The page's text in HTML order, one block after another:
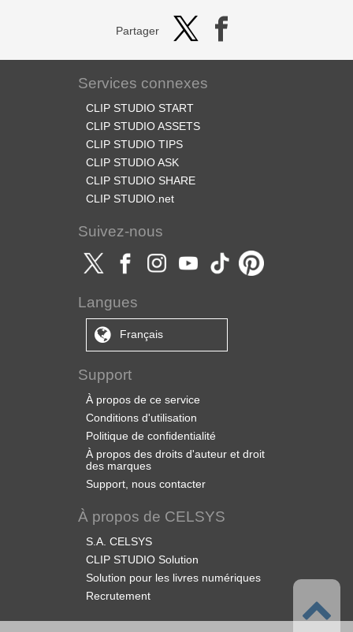
Partager
Services connexes
CLIP STUDIO START
CLIP STUDIO ASSETS
CLIP STUDIO TIPS
CLIP STUDIO ASK
CLIP STUDIO SHARE
CLIP STUDIO.net
Suivez-nous
Langues
Français
Support
À propos de ce service
Conditions d'utilisation
Politique de confidentialité
À propos des droits d'auteur et droit
des marques
Support, nous contacter
À propos de CELSYS
S.A. CELSYS
CLIP STUDIO Solution
Solution pour les livres numériques
Recrutement